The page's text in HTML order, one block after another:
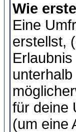
Wie
Eine
erstellst,
für deine
(um eine